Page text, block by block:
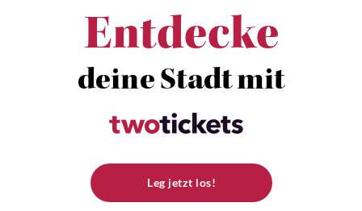
Entdecke
deine Stadt mit
Leg jetzt los!